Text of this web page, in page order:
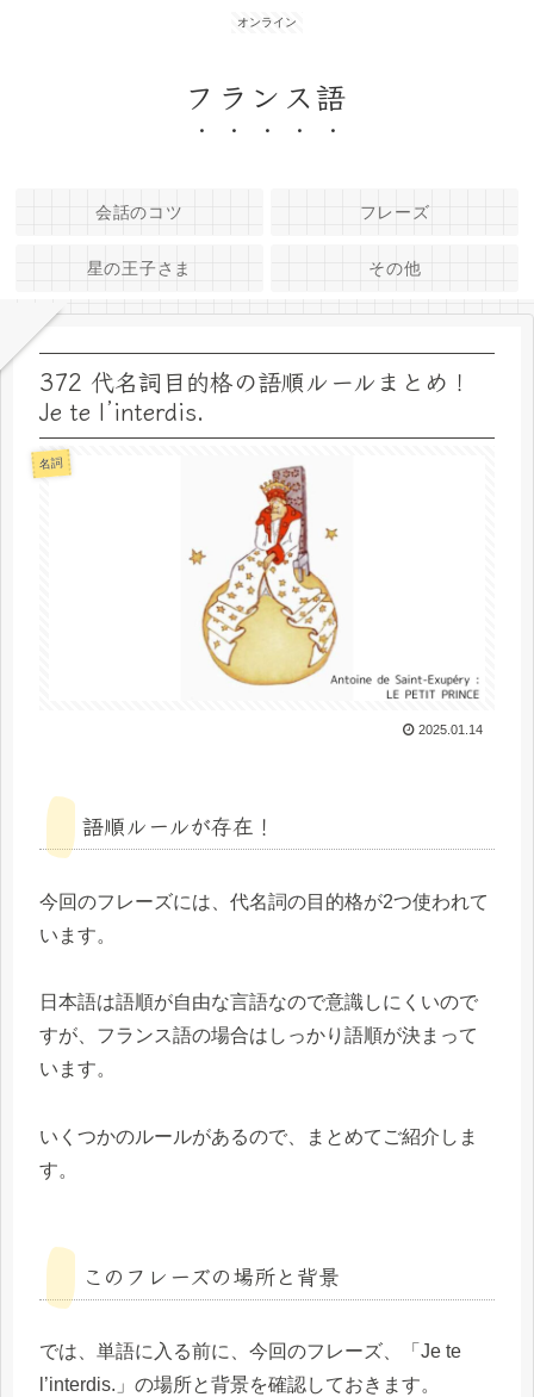
オンライン
フランス語
会話のコツ フレーズ
星の王子さま その他
372 代名詞目的格の語順ルールまとめ！
Je te l’interdis.
名詞
2025.01.14
語順ルールが存在！
今回のフレーズには、代名詞の目的格が2つ使われて
います。
日本語は語順が自由な言語なので意識しにくいので
すが、フランス語の場合はしっかり語順が決まって
います。
いくつかのルールがあるので、まとめてご紹介しま
す。
このフレーズの場所と背景
では、単語に入る前に、今回のフレーズ、「Je te
l’interdis.」の場所と背景を確認しておきます。